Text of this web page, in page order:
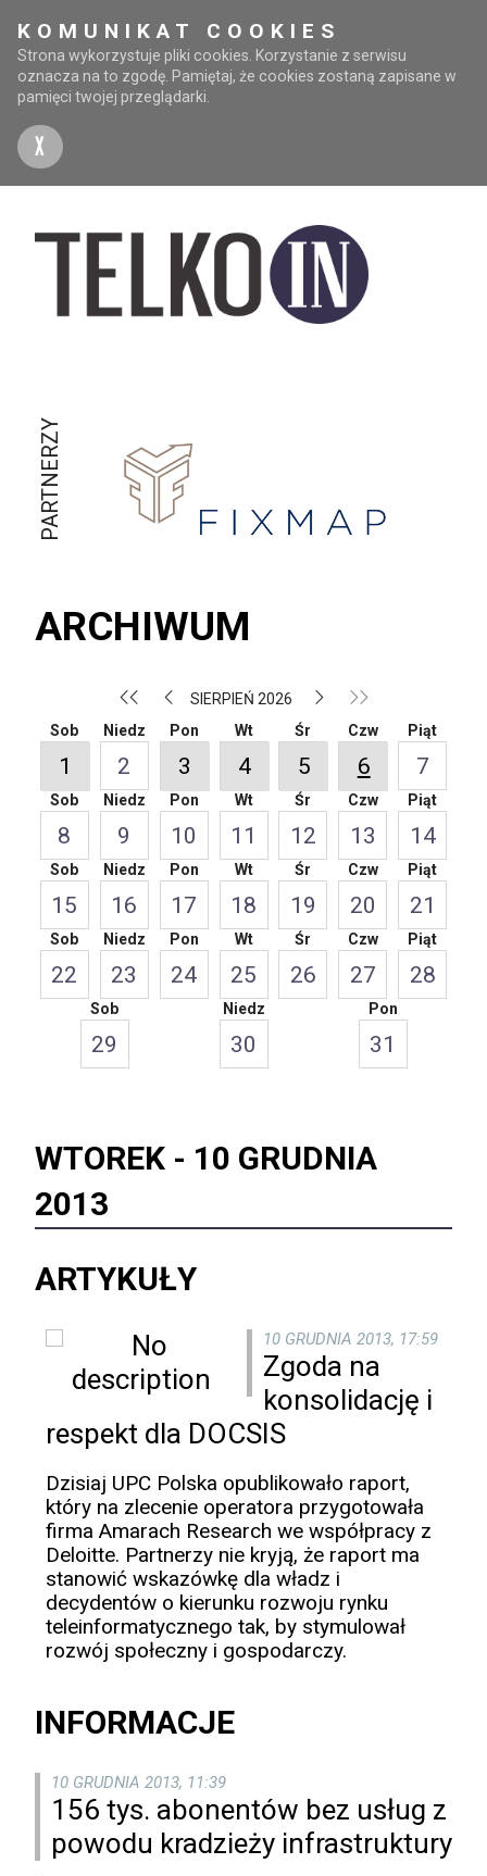
KOMUNIKAT COOKIES
Strona wykorzystuje pliki cookies. Korzystanie z serwisu
oznacza na to zgodę. Pamiętaj, że cookies zostaną zapisane w
pamięci twojej przeglądarki.
X
PARTNERZY
ARCHIWUM
SIERPIEŃ 2026
Sob
1
Niedz
2
Pon
3
Wt
4
Śr
5
Czw
6
Piąt
7
Sob
8
Niedz
9
Pon
10
Wt
11
Śr
12
Czw
13
Piąt
14
Sob
15
Niedz
16
Pon
17
Wt
18
Śr
19
Czw
20
Piąt
21
Sob
22
Niedz
23
Pon
24
Wt
25
Śr
26
Czw
27
Piąt
28
Sob
29
Niedz
30
Pon
31
WTOREK - 10 GRUDNIA
2013
ARTYKUŁY
10 GRUDNIA 2013, 17:59
Zgoda na
konsolidację i
respekt dla DOCSIS
Dzisiaj UPC Polska opublikowało raport,
który na zlecenie operatora przygotowała
firma Amarach Research we współpracy z
Deloitte. Partnerzy nie kryją, że raport ma
stanowić wskazówkę dla władz i
decydentów o kierunku rozwoju rynku
teleinformatycznego tak, by stymulował
rozwój społeczny i gospodarczy.
INFORMACJE
10 GRUDNIA 2013, 11:39
156 tys. abonentów bez usług z
powodu kradzieży infrastruktury